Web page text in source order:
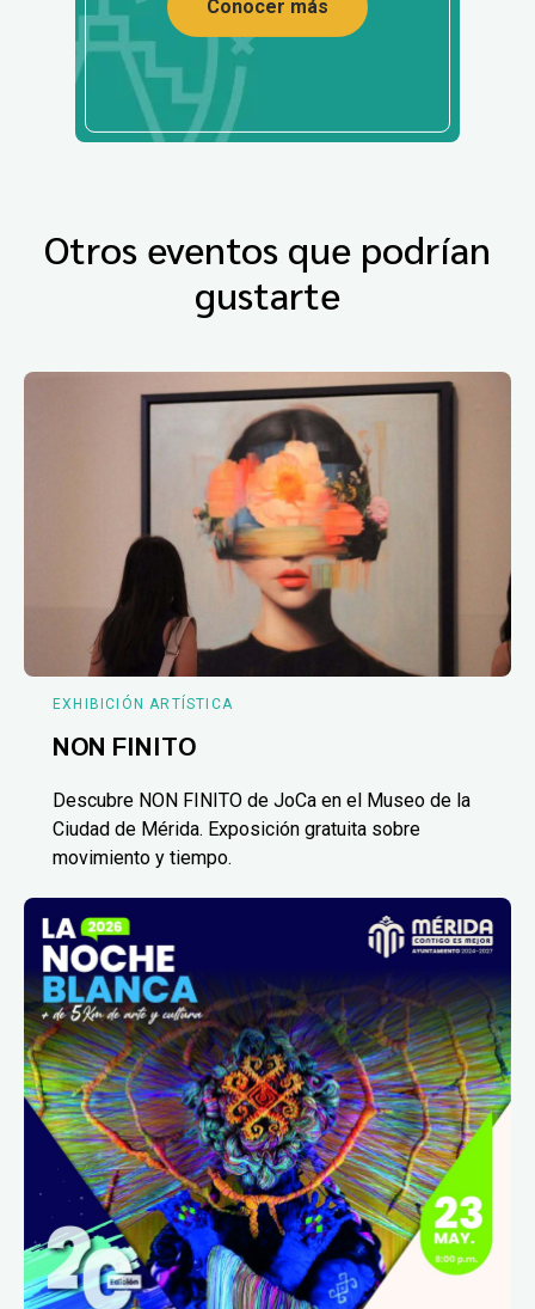
Conocer más
Otros eventos que podrían
gustarte
EXHIBICIÓN ARTÍSTICA
NON FINITO
Descubre NON FINITO de JoCa en el Museo de la
Ciudad de Mérida. Exposición gratuita sobre
movimiento y tiempo.